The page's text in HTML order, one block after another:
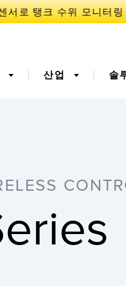
유 증폭기
to-Light 센서
Sensors
산업 솔
모니터링